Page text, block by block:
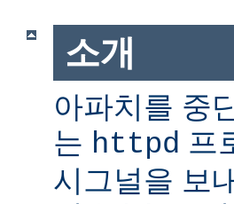
소개
아파치를 중
는 httpd 프
시그널을 보